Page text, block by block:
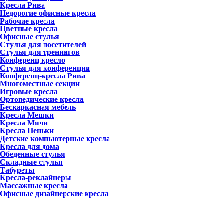
Кресла Рива
Недорогие офисные кресла
Рабочие кресла
Цветные кресла
Офисные стулья
Стулья для посетителей
Стулья для тренингов
Конференц кресло
Стулья для конференции
Конференц-кресла Рива
Многоместные секции
Игровые кресла
Ортопедические кресла
Бескаркасная мебель
Кресла Мешки
Кресла Мячи
Кресла Пеньки
Детские компьютерные кресла
Кресла для дома
Обеденные стулья
Складные стулья
Табуреты
Кресла-реклайнеры
Массажные кресла
Офисные дизайнерские кресла